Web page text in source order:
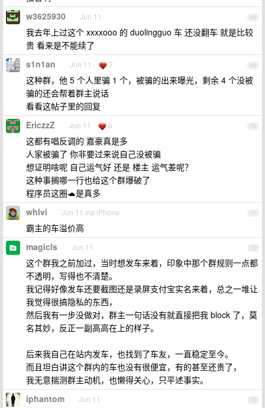
68
w3625930 Jun 11
我去年上过这个 xxxxooo 的 duolingguo 车 还没翻车 就是比较
贵 看来是不能续了
69
s1n1an Jun 11 2
这种群，他 5 个人里骗 1 个，被骗的出来曝光，剩余 4 个没被
骗的还会帮着群主说话
看看这帖子里的回复
70
EriczzZ Jun 11 6
这都有唱反调的 嘉豪真是多
人家被骗了 你非要过来说自己没被骗
想证明啥呢 自己运气好 还是 楼主 运气差呢？
这种事搁哪一行也给这个群爆破了
程序员这圈🐢是真多
71
whlvi Jun 11 via iPhone
霸主的车溢价高
72
magicls Jun 11
这个群我之前加过，当时想发车来着，印象中那个群规则一点都
不透明，写得也不清楚。
我记得好像发车还要截图还是录屏支付宝实名来着，总之一堆让
我觉得很搞隐私的东西，
然后我有一步没做对，群主一句话没有就直接把我 block 了，莫
名其妙，反正一副高高在上的样子。
后来我自己在站内发车，也找到了车友，一直稳定至今。
而且坦白讲这个群内的车也没有很便宜，有的甚至还贵了，
我无意揣测群主动机，也懒得关心，只平述事实。
73
iphantom Jun 11